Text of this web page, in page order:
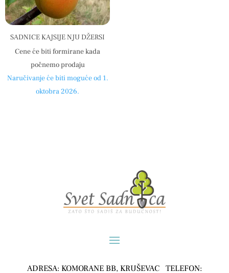
SADNICE KAJSIJE NJU DŽERSI
Cene će biti formirane kada
počnemo prodaju
Naručivanje će biti moguće od 1.
oktobra 2026.
ADRESA: KOMORANE BB, KRUŠEVAC TELEFON: